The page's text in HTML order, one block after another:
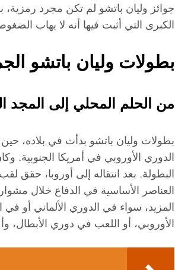
جوائز وليان باتشو لم تكن مجرد
الكبرى التي أثبت فيها أنه لا يهاب
بطولات وليان باتشو
من الحلم المحلي إلى المجد
بطولات وليان باتشو بدأت في بلاده،
الدوري الأوروبي في أمريكا الجنوبية.
العناصر الأساسية في الدفاع خلال
المزيد، سواء في الدوري الألماني أو
الأوروبي، أو اللعب في دوري الأبطال،